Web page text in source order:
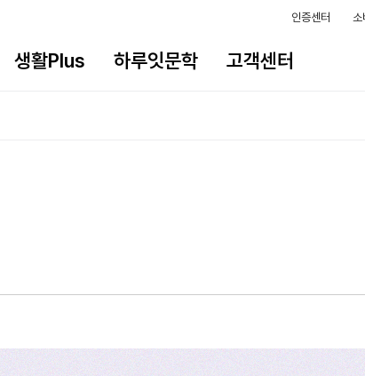
인증센터
생활Plus 하루잇문학 고객센터